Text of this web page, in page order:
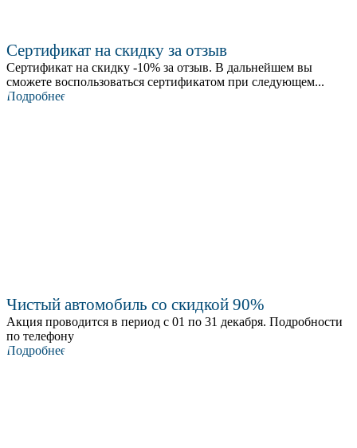
Сертификат на скидку за отзыв
Сертификат на скидку -10% за отзыв. В дальнейшем вы
сможете воспользоваться сертификатом при следующем...
Подробнее
Чистый автомобиль со скидкой 90%
Акция проводится в период с 01 по 31 декабря. Подробности
по телефону
Подробнее